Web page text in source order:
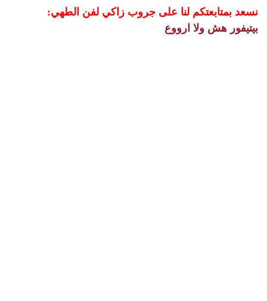
نسعد بمتابعتكم لنا على جروب زاكي لفن الطهي:
بيتيفور هش ولا ارووع